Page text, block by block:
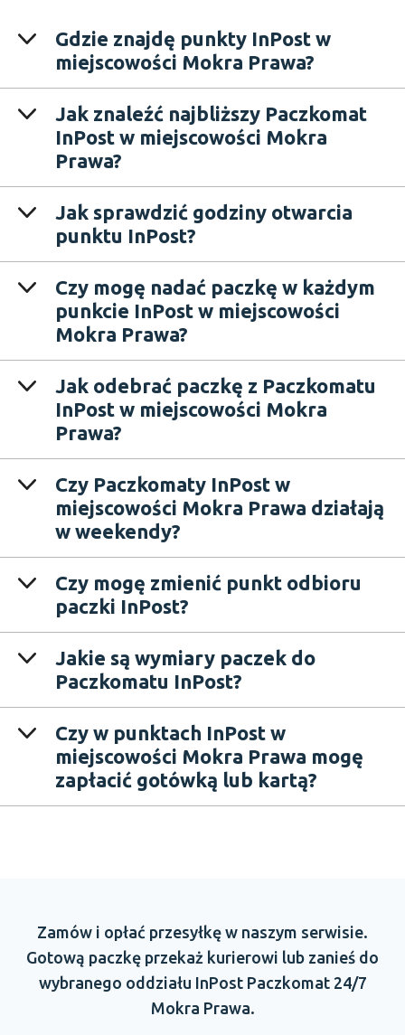
Gdzie znajdę punkty InPost w
miejscowości Mokra Prawa?
Jak znaleźć najbliższy Paczkomat
InPost w miejscowości Mokra
Prawa?
Jak sprawdzić godziny otwarcia
punktu InPost?
Czy mogę nadać paczkę w każdym
punkcie InPost w miejscowości
Mokra Prawa?
Jak odebrać paczkę z Paczkomatu
InPost w miejscowości Mokra
Prawa?
Czy Paczkomaty InPost w
miejscowości Mokra Prawa działają
w weekendy?
Czy mogę zmienić punkt odbioru
paczki InPost?
Jakie są wymiary paczek do
Paczkomatu InPost?
Czy w punktach InPost w
miejscowości Mokra Prawa mogę
zapłacić gotówką lub kartą?
Zamów i opłać przesyłkę w naszym serwisie.
Gotową paczkę przekaż kurierowi lub zanieś do
wybranego oddziału InPost Paczkomat 24/7
Mokra Prawa.